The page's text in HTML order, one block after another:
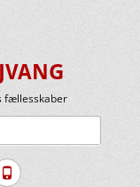
fællesskaber
Tlf.